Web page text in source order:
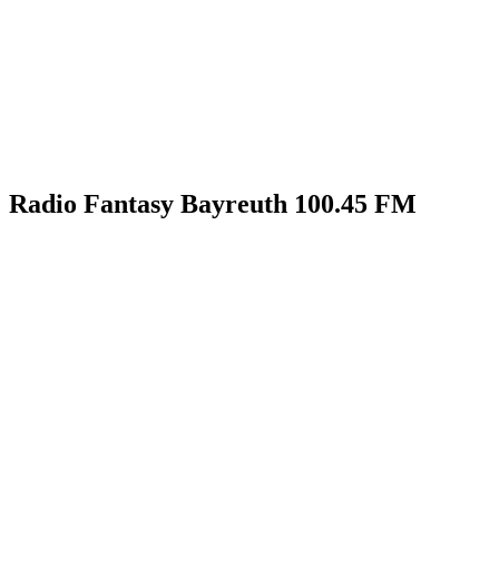
Radio Fantasy Bayreuth 100.45 FM